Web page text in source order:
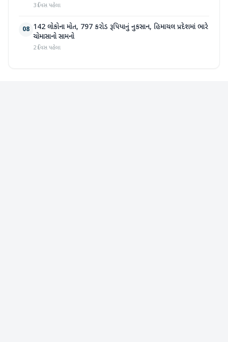
3 દિવસ પહેલા
08 142 લોકોના મોત, 797 કરોડ રૂપિયાનું નુકસાન, હિમાચલ પ્રદેશમાં ભારે
ચોમાસાનો સામનો
2 દિવસ પહેલા